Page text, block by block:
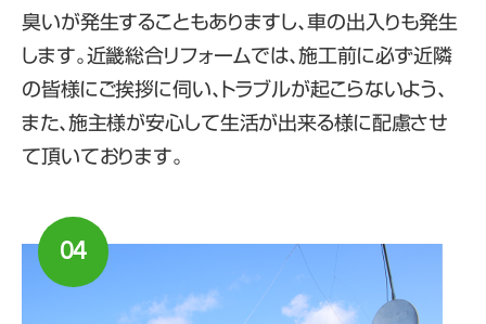
臭いが発生することもありますし、車の出入りも発生
します。近畿総合リフォームでは、施工前に必ず近隣
の皆様にご挨拶に伺い、トラブルが起こらないよう、
また、施主様が安心して生活が出来る様に配慮させ
て頂いております。
04